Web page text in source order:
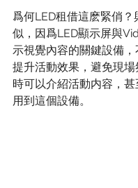
爲何LED租借這麽緊俏？
似，因爲LED顯示屏與
示視覺內容的關鍵設備
提升活動效果，避免現
時可以介紹活動内容，
用到這個設備。